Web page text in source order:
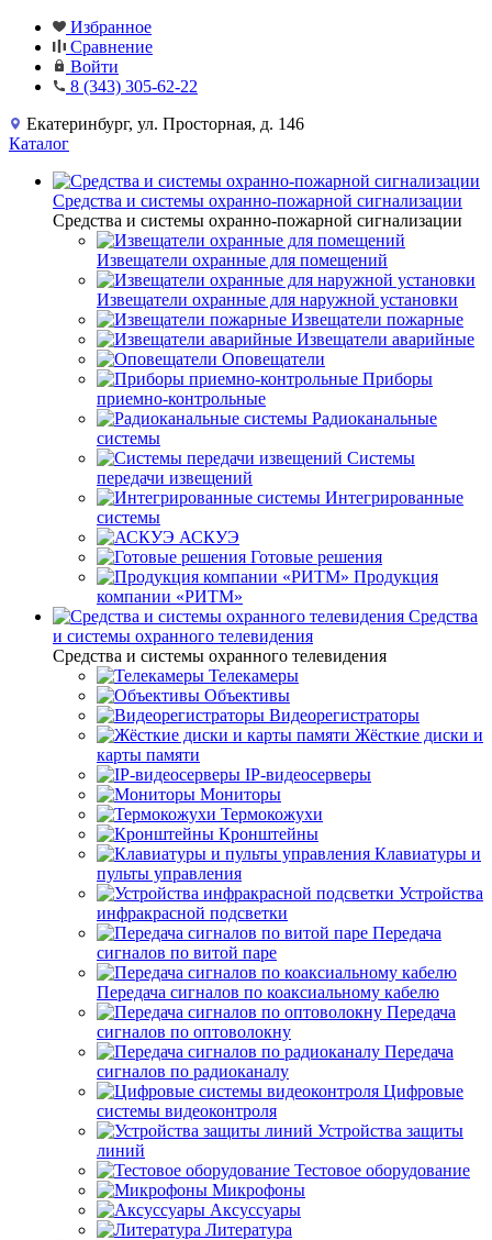
Избранное
Сравнение
Войти
8 (343) 305-62-22
Екатеринбург, ул. Просторная, д. 146
Каталог
Средства и системы охранно-пожарной сигнализации
Средства и системы охранно-пожарной сигнализации
Извещатели охранные для помещений
Извещатели охранные для наружной установки
Извещатели пожарные
Извещатели аварийные
Оповещатели
Приборы
приемно-контрольные
Радиоканальные
системы
Системы
передачи извещений
Интегрированные
системы
АСКУЭ
Готовые решения
Продукция
компании «РИТМ»
Средства
и системы охранного телевидения
Средства и системы охранного телевидения
Телекамеры
Объективы
Видеорегистраторы
Жёсткие диски и
карты памяти
IP-видеосерверы
Мониторы
Термокожухи
Кронштейны
Клавиатуры и
пульты управления
Устройства
инфракрасной подсветки
Передача
сигналов по витой паре
Передача сигналов по коаксиальному кабелю
Передача
сигналов по оптоволокну
Передача
сигналов по радиоканалу
Цифровые
системы видеоконтроля
Устройства защиты
линий
Тестовое оборудование
Микрофоны
Аксуссуары
Литература